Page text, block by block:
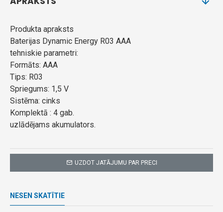
UZDOT JATĀJUMU PAR PRECI
Produkta apraksts
Baterijas Dynamic Energy R03 AAA
tehniskie parametri:
Formāts: AAA
Tips: R03
Spriegums: 1,5 V
Sistēma: cinks
Komplektā : 4 gab.
uzlādējams akumulators.
NESEN SKATĪTIE